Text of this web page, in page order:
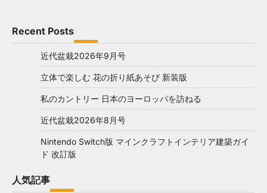
Recent Posts
近代盆栽2026年9月号
立体で楽しむ 花の折り紙あそび 新装版
私のカントリー 日本のヨーロッパを訪ねる
近代盆栽2026年8月号
Nintendo Switch版 マインクラフトインテリア建築ガイ
ド 改訂版
人気記事